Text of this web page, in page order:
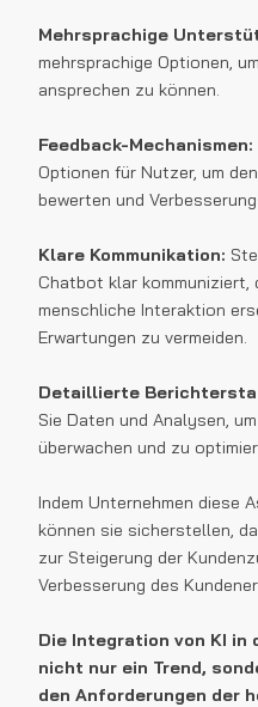
Mehrsprachige
mehrsprachige Optionen,
ansprechen zu können.
Feedback-Mechanismen:
Optionen für Nutzer, um
bewerten und
Klare Kommunikation:
Chatbot klar kommuniziert,
menschliche Interaktion
Erwartungen zu vermeiden.
Detaillierte
Sie Daten und Analysen,
überwachen und zu
Indem Unternehmen diese
können sie sicherstellen,
zur Steigerung der
Verbesserung des
Die Integration von KI in
nicht nur ein Trend,
den Anforderungen der